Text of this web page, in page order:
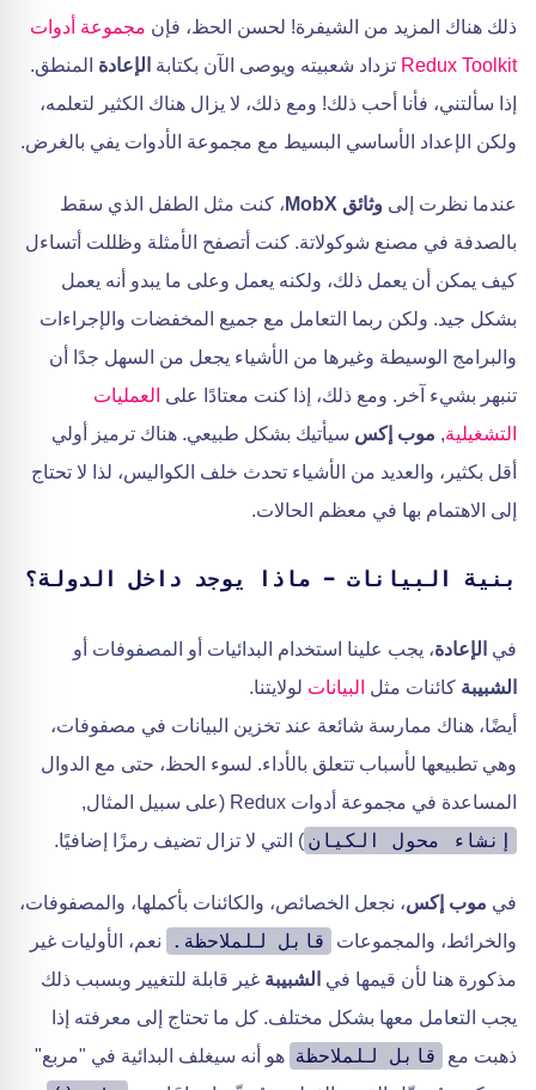
ذلك هناك المزيد من الشيفرة! لحسن الحظ، فإن مجموعة أدوات
Redux Toolkit تزداد شعبيته ويوصى الآن بكتابة الإعادة المنطق.
إذا سألتني، فأنا أحب ذلك! ومع ذلك، لا يزال هناك الكثير لتعلمه،
ولكن الإعداد الأساسي البسيط مع مجموعة الأدوات يفي بالغرض.
عندما نظرت إلى وثائق MobX
، كنت مثل الطفل الذي سقط
بالصدفة في مصنع شوكولاتة. كنت أتصفح الأمثلة وظللت أتساءل
كيف يمكن أن يعمل ذلك، ولكنه يعمل وعلى ما يبدو أنه يعمل
بشكل جيد. ولكن ربما التعامل مع جميع المخفضات والإجراءات
والبرامج الوسيطة وغيرها من الأشياء يجعل من السهل جدًا أن
تنبهر بشيء آخر. ومع ذلك، إذا كنت معتادًا على العمليات
التشغيلية, موب إكس سيأتيك بشكل طبيعي. هناك ترميز أولي
أقل بكثير، والعديد من الأشياء تحدث خلف الكواليس، لذا لا تحتاج
إلى الاهتمام بها في معظم الحالات.
بنية البيانات - ماذا يوجد داخل الدولة؟
في الإعادة، يجب علينا استخدام البدائيات أو المصفوفات أو
الشبيبة كائنات مثل البيانات لولايتنا.
أيضًا، هناك ممارسة شائعة عند تخزين البيانات في مصفوفات،
وهي تطبيعها لأسباب تتعلق بالأداء. لسوء الحظ، حتى مع الدوال
المساعدة في مجموعة أدوات Redux (على سبيل المثال,
إنشاء محول الكيان ) التي لا تزال تضيف رمزًا إضافيًا.
في موب إكس، نجعل الخصائص، والكائنات بأكملها، والمصفوفات،
والخرائط، والمجموعات
قابل للملاحظة.
نعم، الأوليات غير
مذكورة هنا لأن قيمها في الشبيبة غير قابلة للتغيير وبسبب ذلك
يجب التعامل معها بشكل مختلف. كل ما تحتاج إلى معرفته إذا
ذهبت مع
قابل للملاحظة هو أنه سيغلف البدائية في "مربع"